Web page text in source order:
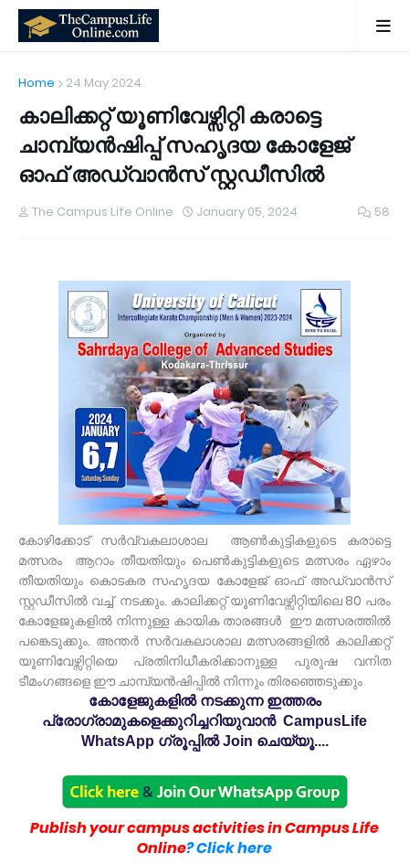
Home 24 May 2024
കാലിക്കറ്റ് യൂണിവേഴ്സിറ്റി കരാട്ടെ
ചാമ്പ്യൻഷിപ്പ് സഹൃദയ കോളേജ്
ഓഫ് അഡ്വാൻസ് സ്റ്റഡീസിൽ
The Campus Life Online January 05, 2024 58
കോഴിക്കോട് സർവ്വകലാശാല ആൺകുട്ടികളുടെ കരാട്ടെ
മത്സരം ആറാം തീയതിയും പെൺകുട്ടികളുടെ മത്സരം ഏഴാം
തീയതിയും കൊടകര സഹൃദയ കോളേജ് ഓഫ് അഡ്വാൻസ്
സ്റ്റഡീസിൽ വച്ച് നടക്കും. കാലിക്കറ്റ് യൂണിവേഴ്സിറ്റിയിലെ 80 പരം
കോളേജുകളിൽ നിന്നുള്ള കായിക താരങ്ങൾ ഈ മത്സരത്തിൽ
പങ്കെടുക്കും. അന്തർ സർവകലാശാല മത്സരങ്ങളിൽ കാലിക്കറ്റ്
യൂണിവേഴ്സിറ്റിയെ പ്രതിനിധീകരിക്കാനുള്ള പുരുഷ വനിത
ടീമംഗങ്ങളെ ഈ ചാമ്പ്യൻഷിപ്പിൽ നിന്നും തിരഞ്ഞെടുക്കും
കോളേജുകളിൽ നടക്കുന്ന ഇത്തരം
പ്രോഗ്രാമുകളെക്കുറിച്ചറിയുവാൻ CampusLife
WhatsApp ഗ്രൂപ്പിൽ Join ചെയ്യൂ....
Publish your campus activities in Campus Life
Online? Click here